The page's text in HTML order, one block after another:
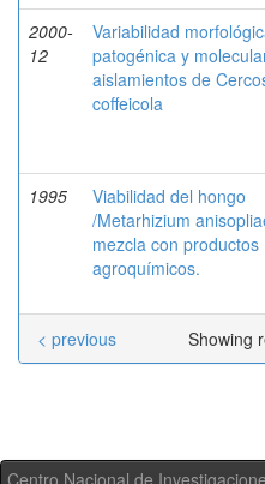
2000-
12
Variabilidad
patogénica y
aislamientos de
coffeicola
1995
Viabilidad del hongo
/Metarhizium
mezcla con productos
agroquímicos.
Showing
< previous
Centro Nacional de